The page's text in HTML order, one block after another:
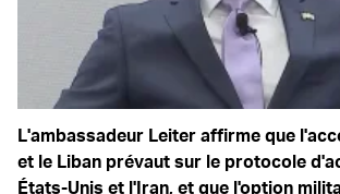
L'ambassadeur Leiter affirme que
et le Liban prévaut sur le protocole
États-Unis et l'Iran, et que l'option